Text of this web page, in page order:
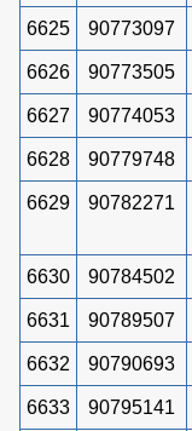
6625 90773097
6626 90773505
6627 90774053
6628 90779748
6629 90782271
6630 90784502
6631 90789507
6632 90790693
6633 90795141